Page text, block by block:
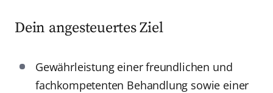
Dein angesteuertes Ziel
Gewährleistung einer freundlichen und
fachkompetenten Behandlung sowie einer